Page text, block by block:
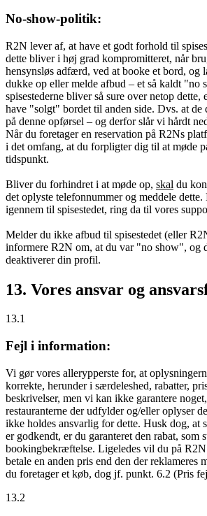
No-show-politik:
R2N lever af, at have et godt forhold til
dette bliver i høj grad kompromitteret, når
hensynsløs adfærd, ved at booke et bord, og
dukke op eller melde afbud – et så kaldt "no
spisestederne bliver så sure over netop dette,
have "solgt" bordet til anden side. Dvs. at de
på denne opførsel – og derfor slår vi hårdt
Når du foretager en reservation på R2Ns
i det omfang, at du forpligter dig til at møde
tidspunkt.
Bliver du forhindret i at møde op, skal du
det oplyste telefonnummer og meddele
igennem til spisestedet, ring da til vores
Melder du ikke afbud til spisestedet (eller
informere R2N om, at du var "no show", og
deaktiverer din profil.
13. Vores ansvar og
13.1
Fejl i information:
Vi gør vores allerypperste for, at
korrekte, herunder i særdeleshed, rabatter,
beskrivelser, men vi kan ikke garantere
restauranterne der udfylder og/eller oplyser
ikke holdes ansvarlig for dette. Husk dog, at
er godkendt, er du garanteret den rabat, som
bookingbekræftelse. Ligeledes vil du på
betale en anden pris end den der reklameres
du foretager et køb, dog jf. punkt. 6.2 (Pris
13.2